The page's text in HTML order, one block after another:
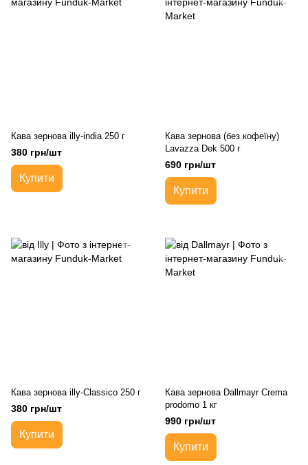
Кава зернова illy-india 250 г
380 грн/шт
Купити
Кава зернова (без кофеїну)
Lavazza Dek 500 г
690 грн/шт
Купити
Кава зернова illy-Classico 250 г
380 грн/шт
Купити
Кава зернова Dallmayr Crema
prodomo 1 кг
990 грн/шт
Купити